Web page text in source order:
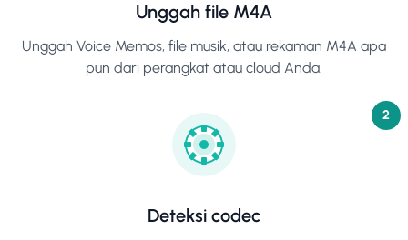
Unggah file M4A
Unggah Voice Memos, file musik, atau rekaman M4A apa
pun dari perangkat atau cloud Anda.
2
Deteksi codec